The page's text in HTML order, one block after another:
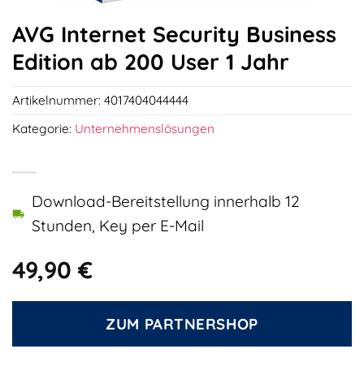
AVG Internet Security Business
Edition ab 200 User 1 Jahr
49,90€
Download-Bereitstellung innerhalb 12
Stunden, Key per E-Mail
ZUM PARTNERSHOP
Artikelnummer: 4017404044444
Kategorie: Unternehmenslösungen